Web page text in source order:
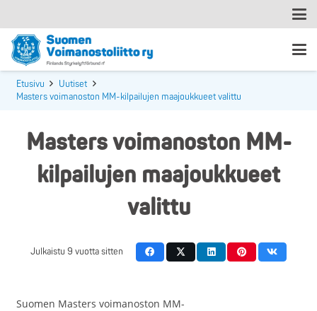
Etusivu
Uutiset
Masters voimanoston MM-kilpailujen maajoukkueet valittu
Masters voimanoston MM-
kilpailujen maajoukkueet
valittu
Julkaistu 9 vuotta sitten
Suomen Masters voimanoston MM-